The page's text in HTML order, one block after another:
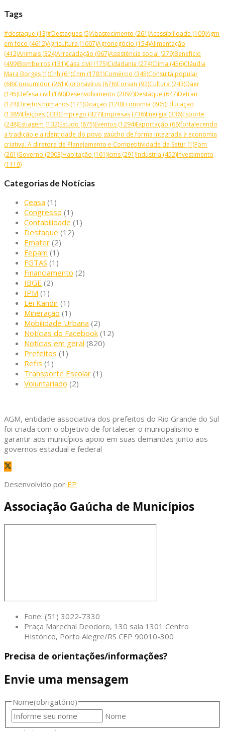
Tags
#destaque (13)#Destaques (5)Abastecimento (261)Acessibilidade (109)Agm
em foco (4612)Agricultura (1007)Agronegócio (154)Alimentação
(412)Animais (324)Arrecadação (967)Assistência social (279)Benefício
(499)Bombeiros (131)Casa civil (175)Cidadania (274)Clima (456)Cláudia
Mara Borges (1)Cnh (61)Cnm (1781)Comércio (345)Consulta popular
(68)Consumidor (261)Coronavírus (676)Corsan (92)Cultura (743)Daer
(145)Defesa civil (180)Desenvolvimento (2097)Destaque (647)Detran
(124)Direitos humanos (171)Doação (120)Economia (805)Educação
(1385)Eleições (333)Emprego (427)Empresas (736)Energia (336)Esporte
(248)Estiagem (132)Estudo (875)Eventos (1294)Exportação (66)fortalecendo
a tradição e a identidade do povo gaúcho de forma integrada à economia
criativa. A diretora de Planejamento e Competitividade da Setur (1)Fpm
(261)Governo (2903)Habitação (161)Icms (291)Indústria (452)Investimento
(1119)
Categorias de Notícias
Ceasa (1)
Congresso (1)
Contabilidade (1)
Destaque (12)
Emater (2)
Fepam (1)
FGTAS (1)
Financiamento (2)
IBGE (2)
IPM (1)
Lei Kandir (1)
Mineração (1)
Mobilidade Urbana (2)
Notícias do Facebook (12)
Notícias em geral (820)
Prefeitos (1)
Refis (1)
Transporte Escolar (1)
Voluntariado (2)
AGM, entidade associativa dos prefeitos do Rio Grande do Sul
foi criada com o objetivo de fortalecer o municipalismo e
garantir aos municípios apoio em suas demandas junto aos
governos estadual e federal
Desenvolvido por EP
Associação Gaúcha de Municípios
Fone: (51) 3022-7330
Praça Marechal Deodoro, 130 sala 1301 Centro
Histórico, Porto Alegre/RS CEP 90010-300
Precisa de orientações/informações?
Envie uma mensagem
Nome(obrigatório)
Nome